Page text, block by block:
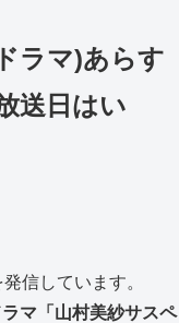
ラマ)あらす
送日はい
信しています。
マ「山村美紗サスペ